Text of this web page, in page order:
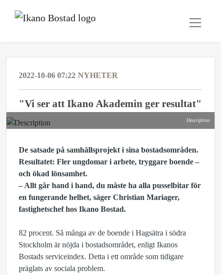
2022-10-06 07:22 NYHETER
"Vi ser att Ikano Akademin ger resultat"
Description
De satsade på samhällsprojekt i sina bostadsområden.
Resultatet: Fler ungdomar i arbete, tryggare boende –
och ökad lönsamhet.
– Allt går hand i hand, du måste ha alla pusselbitar för
en fungerande helhet, säger Christian Mariager,
fastighetschef hos Ikano Bostad.
82 procent. Så många av de boende i Hagsätra i södra
Stockholm är nöjda i bostadsområdet, enligt Ikanos
Bostads serviceindex. Detta i ett område som tidigare
präglats av sociala problem.